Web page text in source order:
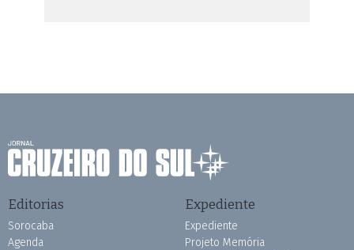
Editorias
Sorocaba
Agenda
Expediente
Expediente
Projeto Memória